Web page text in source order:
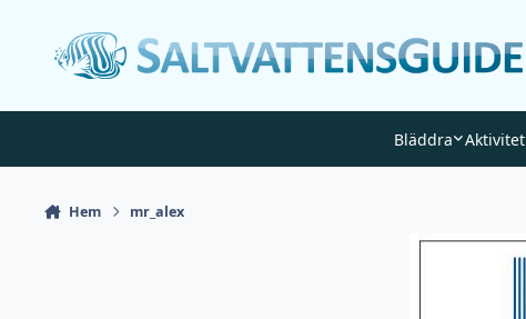
Bläddra Aktivitet
Hem mr_alex